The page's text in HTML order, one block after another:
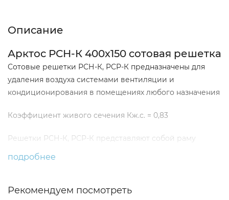
Описание
Арктос РСН-К 400х150 сотовая решетка
Сотовые решетки РСН-К, РСР-К предназначены для
удаления воздуха системами вентиляции и
кондиционирования в помещениях любого назначения
Коэффициент живого сечения Кж.с. = 0,83
Решетки РСН-К, РСР-К представляют собой раму
прямоугольной формы с установленной в ней
неподвижно закрепленной объемной решеткой в виде
регулятором расхода воздуха. Простота и надежность
подробнее
Рекомендуем посмотреть